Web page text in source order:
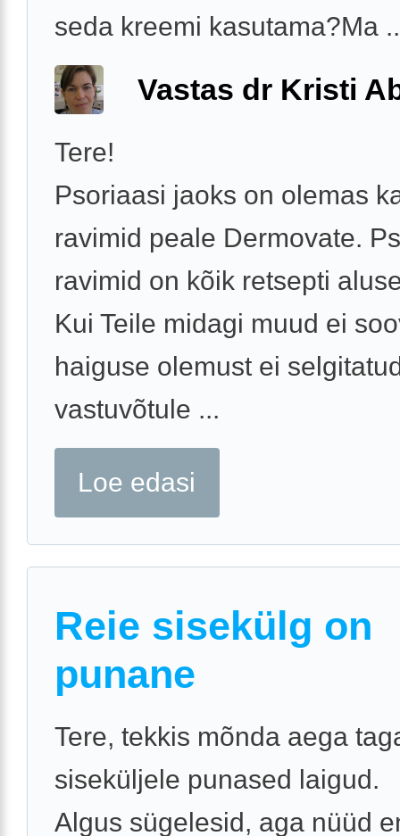
seda kreemi kasutama?Ma
Vastas dr Kristi
Tere!
Psoriaasi jaoks on olemas
ravimid peale Dermovate.
ravimid on kõik retsepti
Kui Teile midagi muud ei
haiguse olemust ei
vastuvõtule ...
Loe edasi
Reie sisekülg on
punane
Tere, tekkis mõnda aega
siseküljele punased laigud.
Algus sügelesid, aga nüüd